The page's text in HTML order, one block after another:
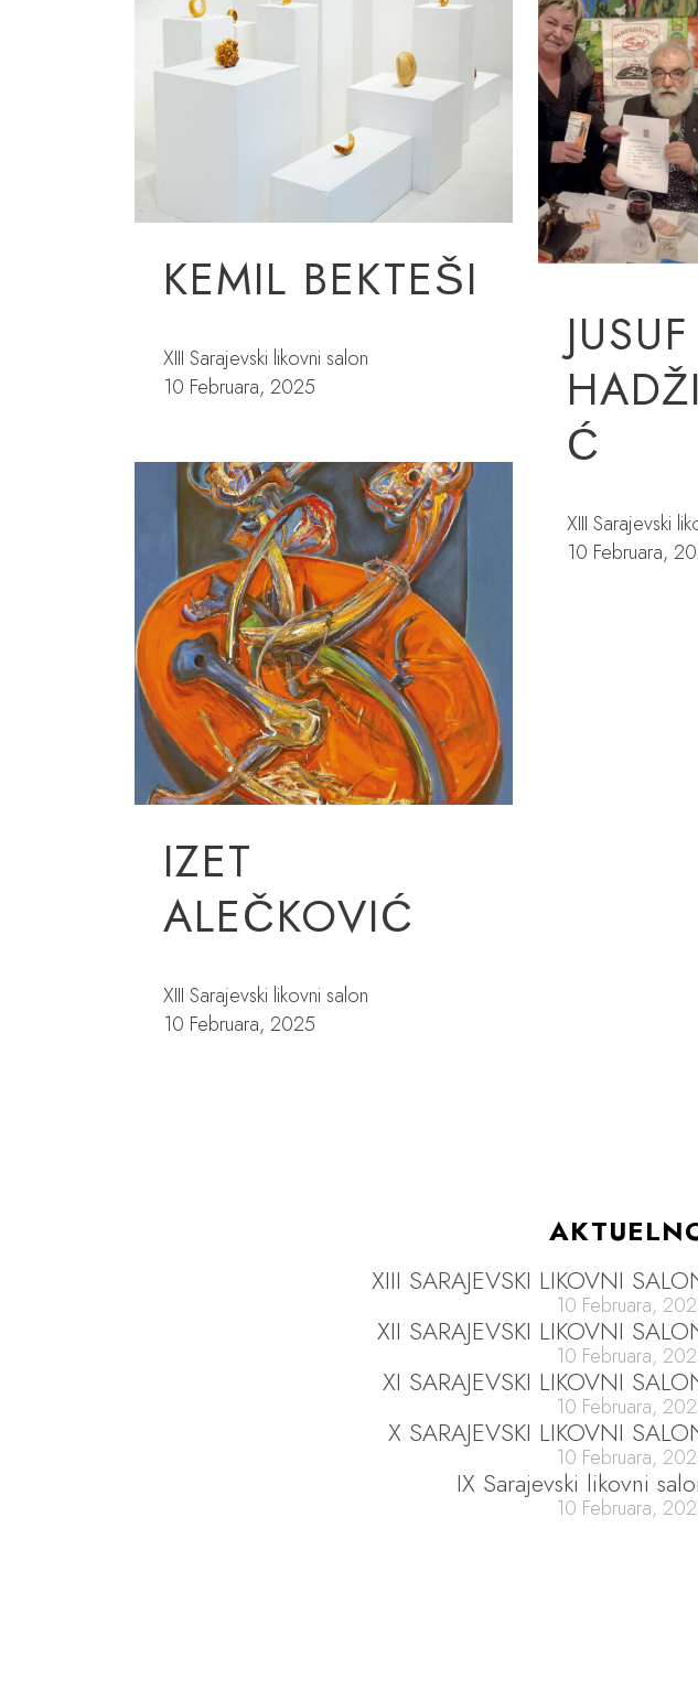
KEMIL BEKTEŠI
XIII Sarajevski likovni salon
10 Februara, 2025
JUSUF
Ć
XIII Sarajevski
10 Februara,
IZET
ALEČKOVIĆ
XIII Sarajevski likovni salon
10 Februara, 2025
XIII SARAJEVSKI LIKOVNI
10 Februara,
XII SARAJEVSKI LIKOVNI
10 Februara,
XI SARAJEVSKI LIKOVNI
10 Februara,
X SARAJEVSKI LIKOVNI
10 Februara,
IX Sarajevski likovni
10 Februara,